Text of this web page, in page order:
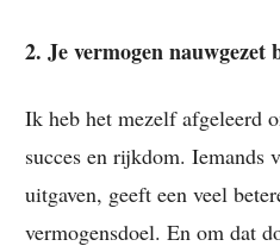
2. Je vermogen nauwgezet
Ik heb het mezelf afgeleerd
succes en rijkdom. Iemands
uitgaven, geeft een veel
vermogensdoel. En om dat